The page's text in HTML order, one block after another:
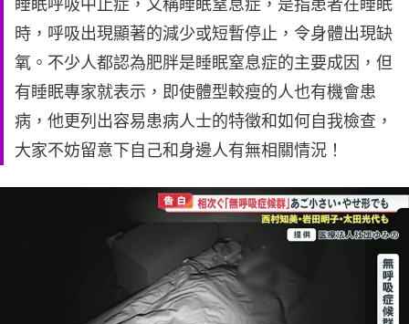
睡眠呼吸中止症，又稱睡眠窒息症，是指患者在睡眠
時，呼吸出現顯著的減少或短暫停止，令身體出現缺
氧。不少人都認為肥胖是睡眠窒息症的主要成因，但
有睡眠專家就表示，即使體型較瘦的人也有機會患
病，他更列出容易患病人士的特徵和如何自我檢查，
大家不妨留意下自己和身邊人有無相關情況！